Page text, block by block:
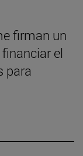
firman un
el
para